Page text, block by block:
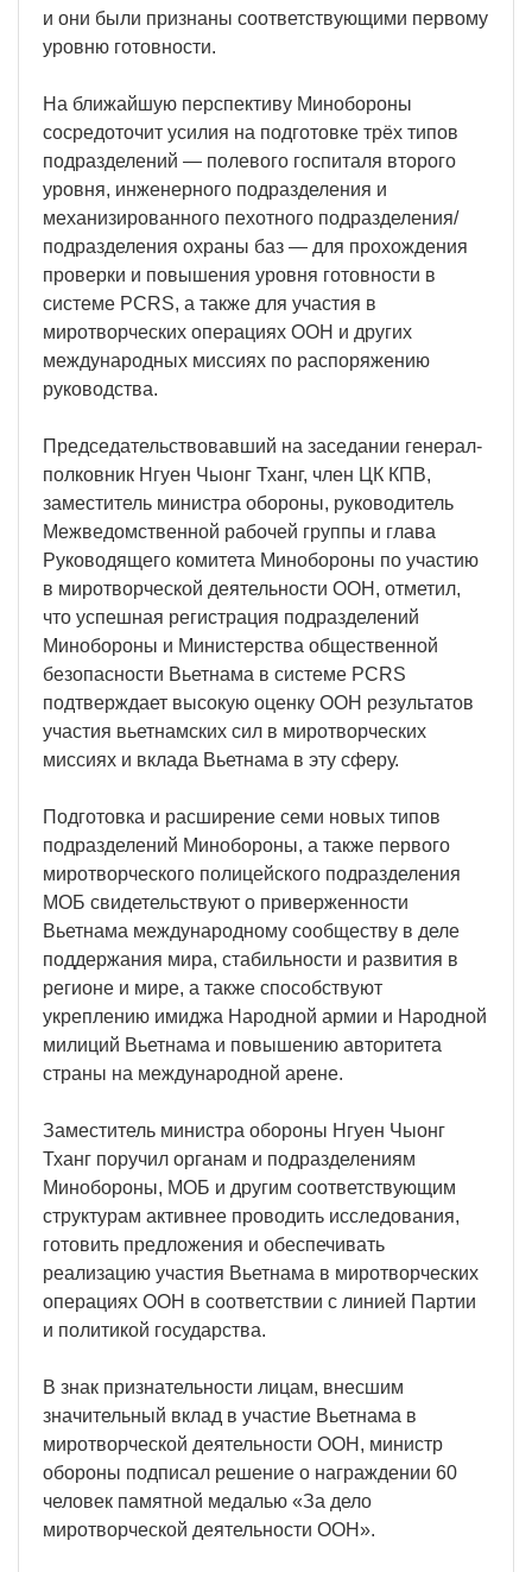
и они были признаны соответствующими первому
уровню готовности.
На ближайшую перспективу Минобороны
сосредоточит усилия на подготовке трёх типов
подразделений — полевого госпиталя второго
уровня, инженерного подразделения и
механизированного пехотного подразделения/
подразделения охраны баз — для прохождения
проверки и повышения уровня готовности в
системе PCRS, а также для участия в
миротворческих операциях ООН и других
международных миссиях по распоряжению
руководства.
Председательствовавший на заседании генерал-
полковник Нгуен Чыонг Тханг, член ЦК КПВ,
заместитель министра обороны, руководитель
Межведомственной рабочей группы и глава
Руководящего комитета Минобороны по участию
в миротворческой деятельности ООН, отметил,
что успешная регистрация подразделений
Минобороны и Министерства общественной
безопасности Вьетнама в системе PCRS
подтверждает высокую оценку ООН результатов
участия вьетнамских сил в миротворческих
миссиях и вклада Вьетнама в эту сферу.
Подготовка и расширение семи новых типов
подразделений Минобороны, а также первого
миротворческого полицейского подразделения
МОБ свидетельствуют о приверженности
Вьетнама международному сообществу в деле
поддержания мира, стабильности и развития в
регионе и мире, а также способствуют
укреплению имиджа Народной армии и Народной
милиций Вьетнама и повышению авторитета
страны на международной арене.
Заместитель министра обороны Нгуен Чыонг
Тханг поручил органам и подразделениям
Минобороны, МОБ и другим соответствующим
структурам активнее проводить исследования,
готовить предложения и обеспечивать
реализацию участия Вьетнама в миротворческих
операциях ООН в соответствии с линией Партии
и политикой государства.
В знак признательности лицам, внесшим
значительный вклад в участие Вьетнама в
миротворческой деятельности ООН, министр
обороны подписал решение о награждении 60
человек памятной медалью «За дело
миротворческой деятельности ООН».